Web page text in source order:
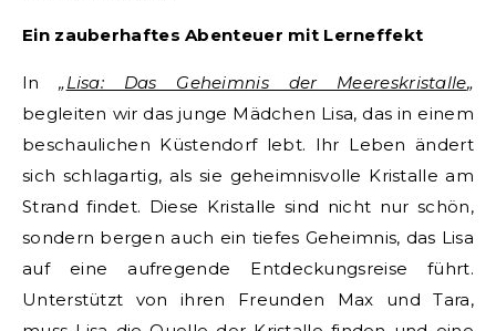
Ein zauberhaftes Abenteuer mit Lerneffekt
In„Lisa: Das Geheimnis der Meereskristalle„
begleiten wir das junge Mädchen Lisa, das in einem
beschaulichen Küstendorf lebt. Ihr Leben ändert
sich schlagartig, als sie geheimnisvolle Kristalle am
Strand findet. Diese Kristalle sind nicht nur schön,
sondern bergen auch ein tiefes Geheimnis, das Lisa
auf eine aufregende Entdeckungsreise führt.
Unterstützt von ihren Freunden Max und Tara,